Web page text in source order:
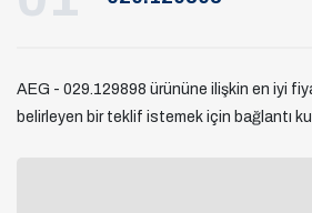
AEG - 029.129898 ürününe ilişkin en iyi
belirleyen bir teklif istemek için bağlantı